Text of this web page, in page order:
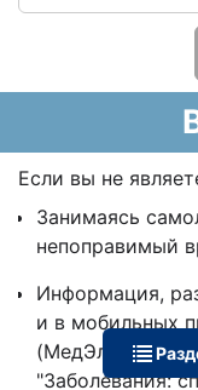
Если вы не
Занимаясь
непоправимый
Информация,
и в мобильных
(МедЭлемент)",
"Заболевания: